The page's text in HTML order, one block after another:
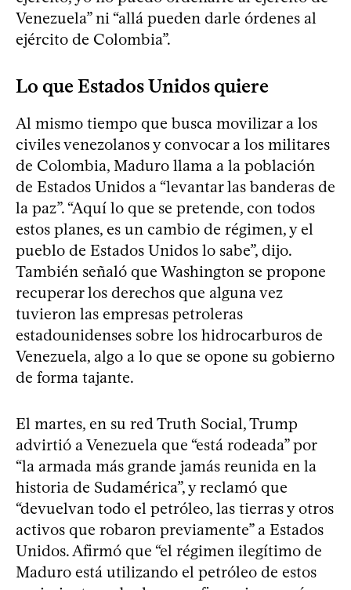
Venezuela” ni “allá pueden darle órdenes al
ejército de Colombia”.
Lo que Estados Unidos quiere
Al mismo tiempo que busca movilizar a los
civiles venezolanos y convocar a los militares
de Colombia, Maduro llama a la población
de Estados Unidos a “levantar las banderas de
la paz”. “Aquí lo que se pretende, con todos
estos planes, es un cambio de régimen, y el
pueblo de Estados Unidos lo sabe”, dijo.
También señaló que Washington se propone
recuperar los derechos que alguna vez
tuvieron las empresas petroleras
estadounidenses sobre los hidrocarburos de
Venezuela, algo a lo que se opone su gobierno
de forma tajante.
El martes, en su red Truth Social, Trump
advirtió a Venezuela que “está rodeada” por
“la armada más grande jamás reunida en la
historia de Sudamérica”, y reclamó que
“devuelvan todo el petróleo, las tierras y otros
activos que robaron previamente” a Estados
Unidos. Afirmó que “el régimen ilegítimo de
Maduro está utilizando el petróleo de estos